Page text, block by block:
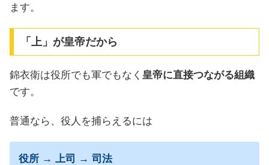
ます。
「上」が皇帝だから
錦衣衛は役所でも軍でもなく 皇帝に直接つながる組織
です。
普通なら、役人を捕らえるには
役所 → 上司 → 司法